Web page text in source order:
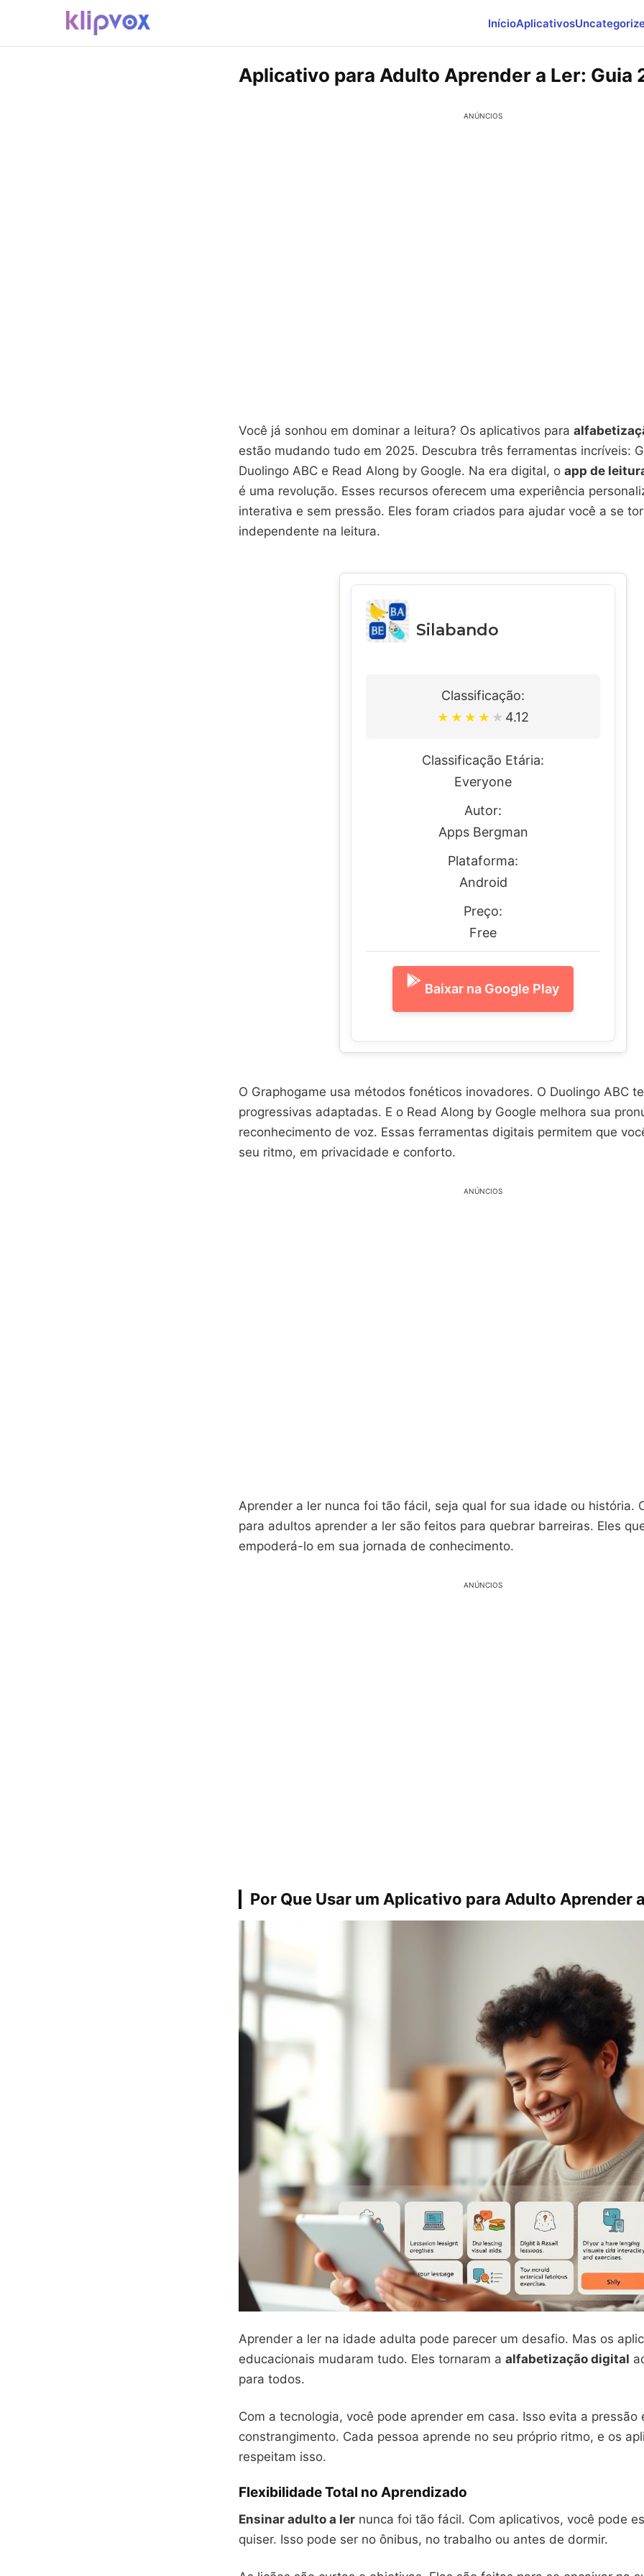
InícioAplicativos
Aplicativo para Adulto Aprender a Ler: Guia
ANÚNCIOS
Você já sonhou em dominar a leitura? Os aplicativos para
estão mudando tudo em 2025. Descubra três ferramentas incríveis:
Duolingo ABC e Read Along by Google. Na era digital, o app de
é uma revolução. Esses recursos oferecem uma experiência
interativa e sem pressão. Eles foram criados para ajudar você a se
independente na leitura.
Silabando
Classificação:
★ ★ ★ ★ ★ 4.12
Classificação Etária:
Everyone
Autor:
Apps Bergman
Plataforma:
Android
Preço:
Free
Baixar na Google Play
O Graphogame usa métodos fonéticos inovadores. O Duolingo ABC
progressivas adaptadas. E o Read Along by Google melhora sua
reconhecimento de voz. Essas ferramentas digitais permitem que
seu ritmo, em privacidade e conforto.
ANÚNCIOS
Aprender a ler nunca foi tão fácil, seja qual for sua idade ou história.
para adultos aprender a ler são feitos para quebrar barreiras. Eles
empoderá-lo em sua jornada de conhecimento.
ANÚNCIOS
Por Que Usar um Aplicativo para Adulto Aprender
Aprender a ler na idade adulta pode parecer um desafio. Mas os
educacionais mudaram tudo. Eles tornaram a alfabetização digital
para todos.
Com a tecnologia, você pode aprender em casa. Isso evita a pressão
constrangimento. Cada pessoa aprende no seu próprio ritmo, e os
respeitam isso.
Flexibilidade Total no Aprendizado
Ensinar adulto a ler nunca foi tão fácil. Com aplicativos, você pode
quiser. Isso pode ser no ônibus, no trabalho ou antes de dormir.